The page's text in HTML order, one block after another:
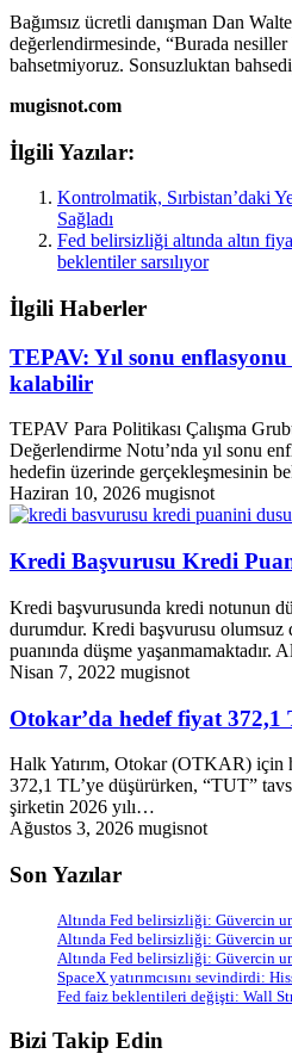
Bağımsız ücretli danışman Dan
değerlendirmesinde, “Burada
bahsetmiyoruz. Sonsuzluktan
mugisnot.com
İlgili Yazılar:
Kontrolmatik, Sırbistan’daki
Sağladı
Fed belirsizliği altında altın
beklentiler sarsılıyor
İlgili Haberler
TEPAV: Yıl sonu
kalabilir
TEPAV Para Politikası Çalışma
Değerlendirme Notu’nda yıl sonu
hedefin üzerinde gerçekleşmesinin
Haziran 10, 2026 mugisnot
Kredi Başvurusu Kredi
Kredi başvurusunda kredi notunun
durumdur. Kredi başvurusu olumsuz
puanında düşme yaşanmamaktadır.
Nisan 7, 2022 mugisnot
Otokar’da hedef fiyat 372,1
Halk Yatırım, Otokar (OTKAR) için
372,1 TL’ye düşürürken, “TUT”
şirketin 2026 yılı…
Ağustos 3, 2026 mugisnot
Son Yazılar
Altında Fed belirsizliği: Güvercin
Altında Fed belirsizliği: Güvercin
Altında Fed belirsizliği: Güvercin
SpaceX yatırımcısını sevindirdi:
Fed faiz beklentileri değişti: Wall
Bizi Takip Edin